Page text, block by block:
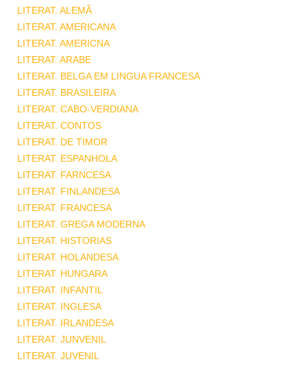
LITERAT. ALEMÃ
LITERAT. AMERICANA
LITERAT. AMERICNA
LITERAT. ARABE
LITERAT. BELGA EM LINGUA FRANCESA
LITERAT. BRASILEIRA
LITERAT. CABO-VERDIANA
LITERAT. CONTOS
LITERAT. DE TIMOR
LITERAT. ESPANHOLA
LITERAT. FARNCESA
LITERAT. FINLANDESA
LITERAT. FRANCESA
LITERAT. GREGA MODERNA
LITERAT. HISTORIAS
LITERAT. HOLANDESA
LITERAT. HUNGARA
LITERAT. INFANTIL
LITERAT. INGLESA
LITERAT. IRLANDESA
LITERAT. JUNVENIL
LITERAT. JUVENIL